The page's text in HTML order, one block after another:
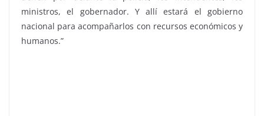
ministros, el gobernador. Y allí estará el gobierno
nacional para acompañarlos con recursos económicos y
humanos.”